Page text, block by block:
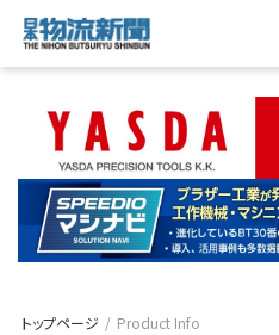
トップページ Product Info